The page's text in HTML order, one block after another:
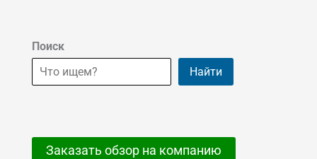
Поиск
Найти
Заказать обзор на компанию